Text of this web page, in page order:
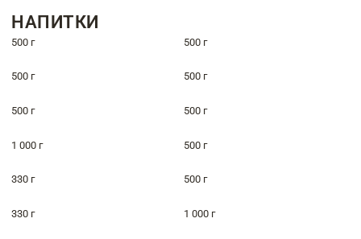
НАПИТКИ
500 г 500 г
500 г 500 г
500 г 500 г
1 000 г 500 г
330 г 500 г
330 г 1 000 г